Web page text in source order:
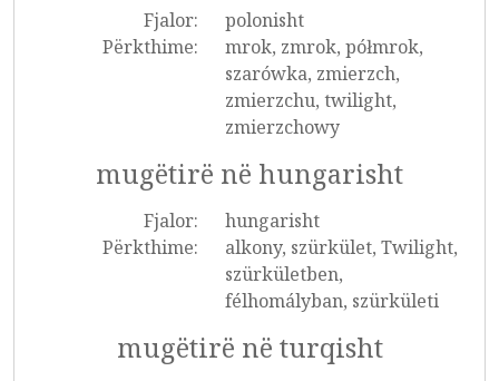
Fjalor:
polonisht
Përkthime:
mrok, zmrok, półmrok,
szarówka, zmierzch,
zmierzchu, twilight,
zmierzchowy
mugëtirë në hungarisht
Fjalor:
hungarisht
Përkthime:
alkony, szürkület, Twilight,
szürkületben,
félhomályban, szürkületi
mugëtirë në turqisht